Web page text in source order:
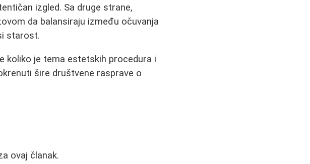
izgled. Sa druge strane,
da balansiraju između očuvanja
starost.
koliko je tema estetskih procedura i
šire društvene rasprave o
ovaj članak.